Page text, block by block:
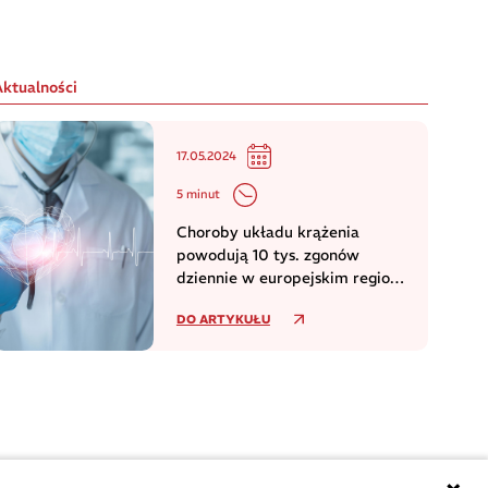
17.05.2024
5 minut
Choroby układu krążenia
powodują 10 tys. zgonów
dziennie w europejskim regionie
DO ARTYKUŁU